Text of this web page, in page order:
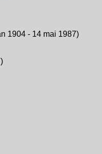
1904 - 14 mai 1987)